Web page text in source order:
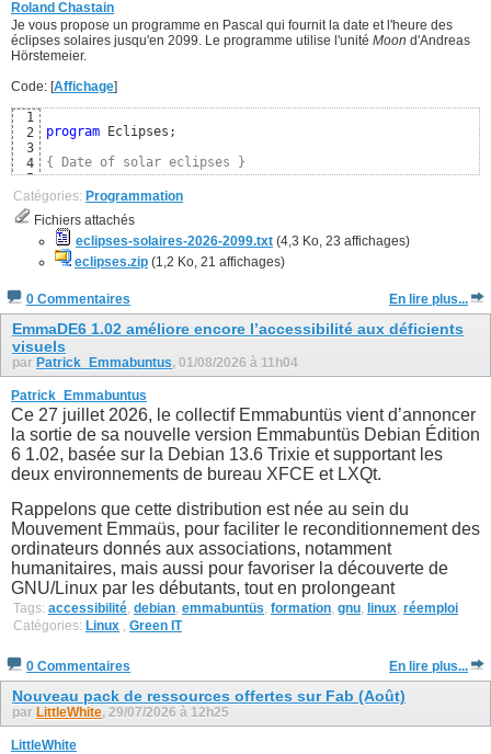
Roland Chastain
Je vous propose un programme en Pascal qui fournit la date et l'heure des
éclipses solaires jusqu'en 2099. Le programme utilise l'unité Moon d'Andreas
Hörstemeier.
Code: [Affichage]
1
2
3
4
5
6
7
8
12
13
14
program Eclipses;
{ Date of solar eclipses }
uses
  Moon;
{ https://github.com/wp-xyz/delphimoon }
const
  CSolarEclipse =
TRUE ; { Uniquement les éclipses
{$DEFINE FRENCH}
{$IFDEF FRENCH}
Catégories: Programmation
Fichiers attachés
eclipses-solaires-2026-2099.txt (4,3 Ko, 23 affichages)
eclipses.zip (1,2 Ko, 21 affichages)
0 Commentaires En lire plus...
EmmaDE6 1.02 améliore encore l’accessibilité aux déficients
visuels
par Patrick_Emmabuntus, 01/08/2026 à 11h04
Patrick_Emmabuntus
Ce 27 juillet 2026, le collectif Emmabuntüs vient d’annoncer
la sortie de sa nouvelle version Emmabuntüs Debian Édition
6 1.02, basée sur la Debian 13.6 Trixie et supportant les
deux environnements de bureau XFCE et LXQt.
Rappelons que cette distribution est née au sein du
Mouvement Emmaüs, pour faciliter le reconditionnement des
ordinateurs donnés aux associations, notamment
humanitaires, mais aussi pour favoriser la découverte de
GNU/Linux par les débutants, tout en prolongeant
Tags: accessibilité, debian, emmabuntüs, formation, gnu, linux, réemploi
Catégories: Linux , Green IT
0 Commentaires En lire plus...
Nouveau pack de ressources offertes sur Fab (Août)
par LittleWhite, 29/07/2026 à 12h25
LittleWhite